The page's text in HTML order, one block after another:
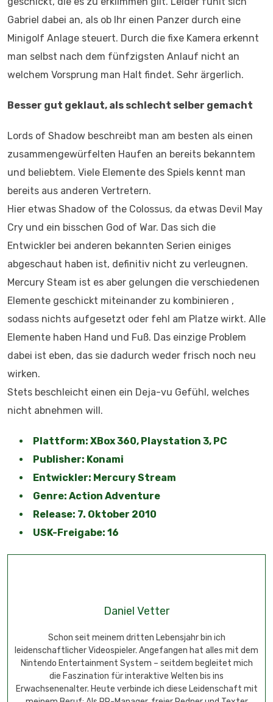
Gabriel dabei an, als ob Ihr einen Panzer durch eine
Minigolf Anlage steuert. Durch die fixe Kamera erkennt
man selbst nach dem fünfzigsten Anlauf nicht an
welchem Vorsprung man Halt findet. Sehr ärgerlich.
Besser gut geklaut, als schlecht selber gemacht
Lords of Shadow beschreibt man am besten als einen
zusammengewürfelten Haufen an bereits bekanntem
und beliebtem. Viele Elemente des Spiels kennt man
bereits aus anderen Vertretern.
Hier etwas Shadow of the Colossus, da etwas Devil May
Cry und ein bisschen God of War. Das sich die
Entwickler bei anderen bekannten Serien einiges
abgeschaut haben ist, definitiv nicht zu verleugnen.
Mercury Steam ist es aber gelungen die verschiedenen
Elemente geschickt miteinander zu kombinieren ,
sodass nichts aufgesetzt oder fehl am Platze wirkt. Alle
Elemente haben Hand und Fuß. Das einzige Problem
dabei ist eben, das sie dadurch weder frisch noch neu
wirken.
Stets beschleicht einen ein Deja-vu Gefühl, welches
nicht abnehmen will.
Plattform: XBox 360, Playstation 3, PC
Publisher: Konami
Entwickler: Mercury Stream
Genre: Action Adventure
Release: 7. Oktober 2010
USK-Freigabe: 16
Daniel Vetter
Schon seit meinem dritten Lebensjahr bin ich
leidenschaftlicher Videospieler. Angefangen hat alles mit dem
Nintendo Entertainment System – seitdem begleitet mich
die Faszination für interaktive Welten bis ins
Erwachsenenalter. Heute verbinde ich diese Leidenschaft mit